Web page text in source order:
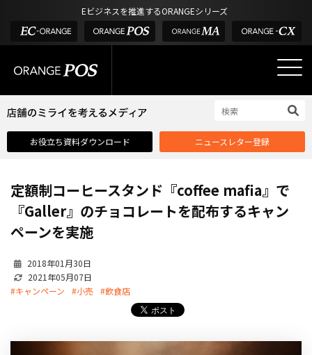
Eビジネスを推進するORANGEシリーズ
タッチパネル式カスタマーディスプレイ
インフラ環境・サポート
業界別ソリューション
酒販・ワイン
サロン
デジタル化・AI導入補助金
お役立ち記事
POS お役立ち情報
店舗のミライを考えるメディア
03-6432-0346
電話受付：平日 10:00~17:00
お役立ち資料ダウンロード ニュースレター登録
定額制コーヒースタンド『coffee mafia』で
『Galler』のチョコレートを配布するキャン
ペーンを実施
2018年01月30日
2021年05月07日
#キャンペーン
#小売 #飲食店